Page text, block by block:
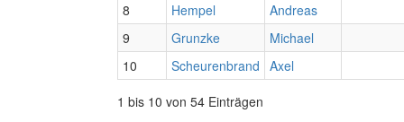
8
Hempel
Andreas
9
Grunzke
Michael
10
Scheurenbrand Axel
1 bis 10 von 54 Einträgen